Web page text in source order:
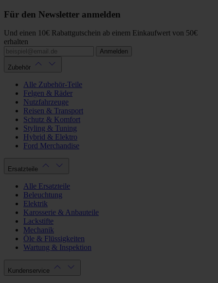
Für den Newsletter anmelden
Und einen 10€ Rabattgutschein ab einem Einkaufwert von 50€
erhalten
Anmelden
Zubehör
Alle Zubehör-Teile
Felgen & Räder
Nutzfahrzeuge
Reisen & Transport
Schutz & Komfort
Styling & Tuning
Hybrid & Elektro
Ford Merchandise
Ersatzteile
Alle Ersatzteile
Beleuchtung
Elektrik
Karosserie & Anbauteile
Lackstifte
Mechanik
Öle & Flüssigkeiten
Wartung & Inspektion
Kundenservice